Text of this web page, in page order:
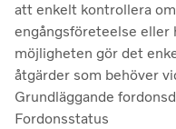
att enkelt kontrollera
engångsföreteelse eller
möjligheten gör det
åtgärder som behöver
Grundläggande
vagnparksöversikt ingår
Fordonsstatus